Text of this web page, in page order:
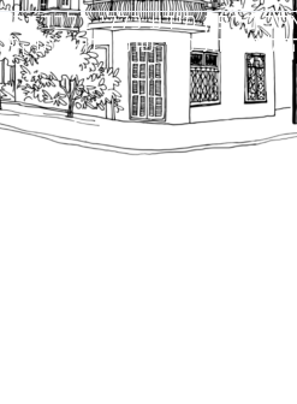
מספק מידע כללי בלבד
כפי שתהיינה